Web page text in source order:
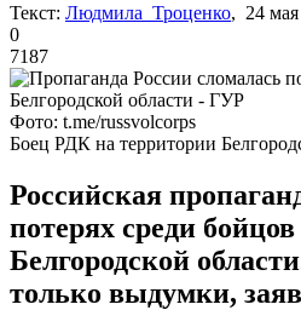
Текст: Людмила Троценко, 24 мая
0
7187
Фото: t.me/russvolcorps
Боец РДК на территории
Российская
потерях среди
Белгородской
только выдумки,